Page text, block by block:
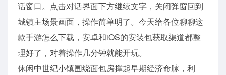
话窗口。点击对话界面下方继续文字，关闭弹窗回到
城镇主场景画面，操作简单明了。今天给各位聊聊这
款手游怎么下载，安卓和iOS的安装包获取渠道都整
理好了，对着操作几分钟就能开玩。
休闲中世纪小镇围绕面包房撑起早期经济命脉，利